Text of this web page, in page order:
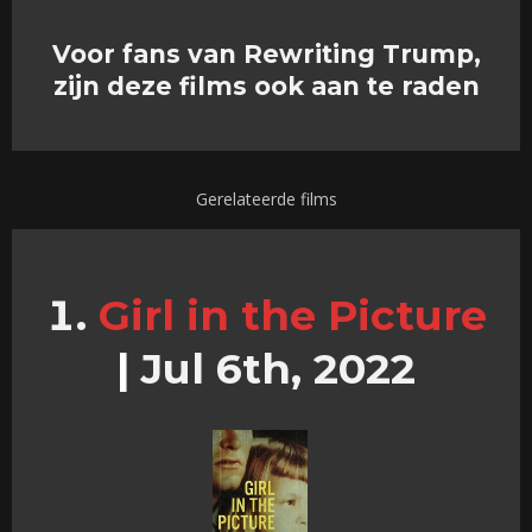
Voor fans van Rewriting Trump,
zijn deze films ook aan te raden
Gerelateerde films
Girl in the Picture
| Jul 6th, 2022